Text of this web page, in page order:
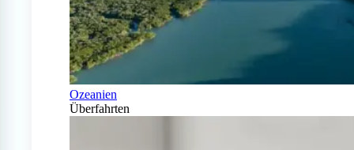
Ozeanien
Überfahrten